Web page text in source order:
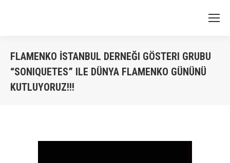
FLAMENKO İSTANBUL DERNEĞI GÖSTERI GRUBU
“SONIQUETES” ILE DÜNYA FLAMENKO GÜNÜNÜ
KUTLUYORUZ!!!